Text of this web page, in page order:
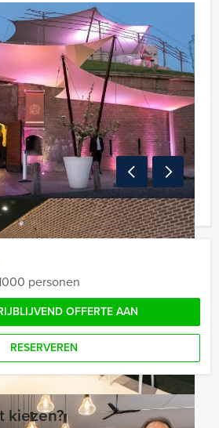
personen
OFFERTE AAN
RESERVEREN
kiezen?